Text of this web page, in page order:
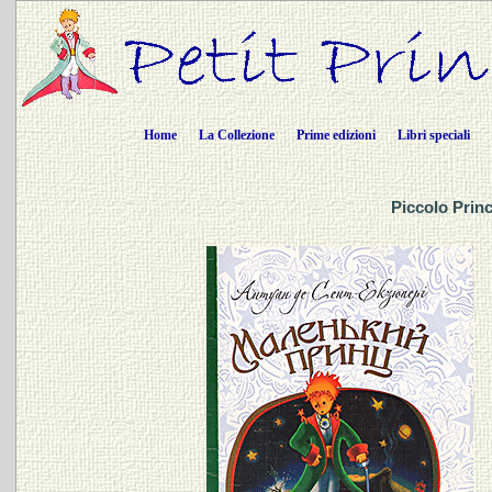
Home La Collezione Prime edizioni Libri speciali
Piccolo